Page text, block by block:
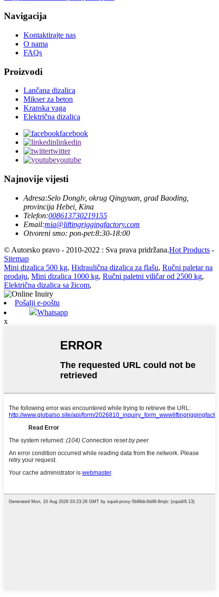
Navigacija
Kontaktirajte nas
O nama
FAQs
Proizvodi
Lančana dizalica
Mikser za beton
Kranska vaga
Električna dizalica
facebook
linkedin
twitter
youtube
Najnovije vijesti
Adresa:Selo Donglv, okrug Qingyuan, grad Baoding,
provincija Hebei, Kina
Telefon:008613730219155
Email:mia@liftingriggingfactory.com
Otvoreni smo: pon-pet:8:30-18:00
© Autorsko pravo - 2010-2022 : Sva prava pridržana.Hot Products -
Sitemap
Mini dizalica 500 kg, Hidraulična dizalica za flašu, Ručni paletar na
prodaju, Mini dizalica 1000 kg, Ručni paletni viličar od 2500 kg,
Električna dizalica sa žicom,
Pošalji e-poštu
Whatsapp
x